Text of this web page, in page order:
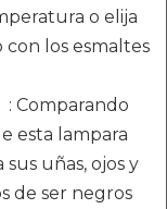
o elija
con los esmaltes
: Comparando
esta lampara
uñas, ojos y
de ser negros